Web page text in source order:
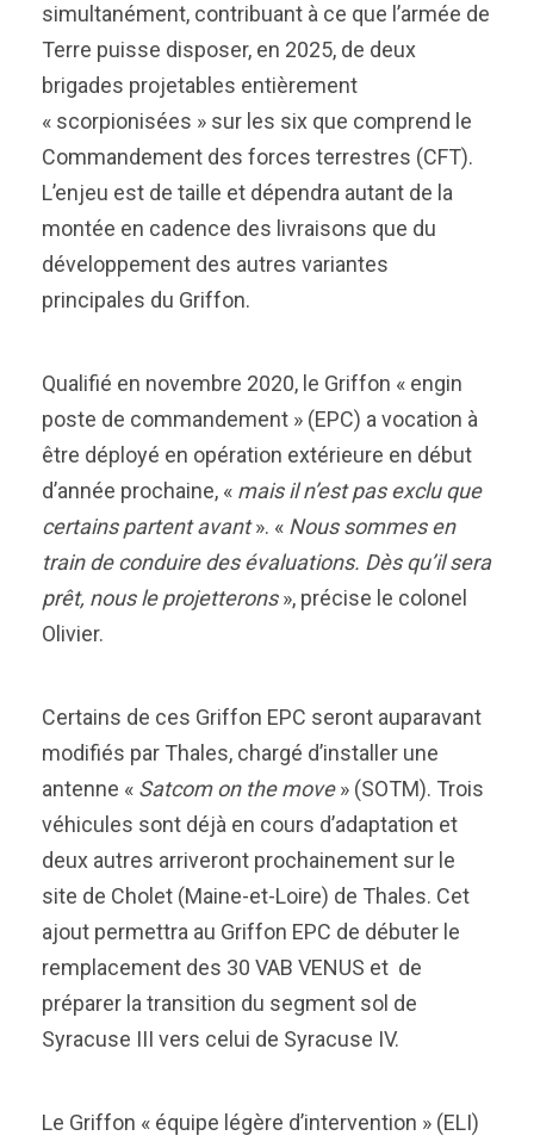
simultanément, contribuant à ce que l’armée de
Terre puisse disposer, en 2025, de deux
brigades projetables entièrement
« scorpionisées » sur les six que comprend le
Commandement des forces terrestres (CFT).
L’enjeu est de taille et dépendra autant de la
montée en cadence des livraisons que du
développement des autres variantes
principales du Griffon.
Qualifié en novembre 2020, le Griffon « engin
poste de commandement » (EPC) a vocation à
être déployé en opération extérieure en début
d’année prochaine, « mais il n’est pas exclu que
certains partent avant». « Nous sommes en
train de conduire des évaluations. Dès qu’il sera
prêt, nous le projetterons», précise le colonel
Olivier.
Certains de ces Griffon EPC seront auparavant
modifiés par Thales, chargé d’installer une
antenne « Satcom on the move» (SOTM). Trois
véhicules sont déjà en cours d’adaptation et
deux autres arriveront prochainement sur le
site de Cholet (Maine-et-Loire) de Thales. Cet
ajout permettra au Griffon EPC de débuter le
remplacement des 30 VAB VENUS et de
préparer la transition du segment sol de
Syracuse III vers celui de Syracuse IV.
Le Griffon « équipe légère d’intervention » (ELI)